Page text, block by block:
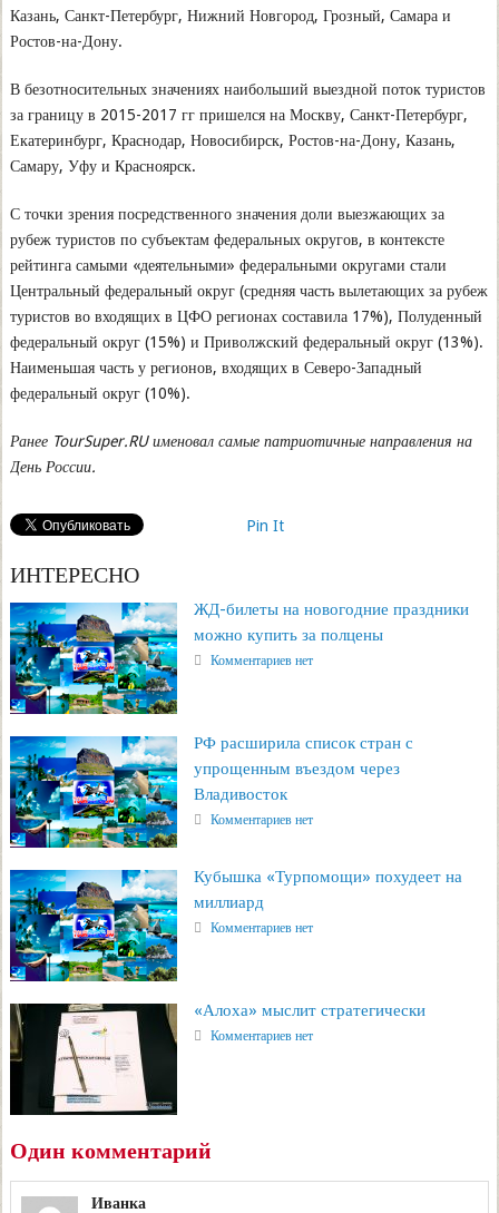
Казань, Санкт-Петербург, Нижний Новгород, Грозный, Самара и
Ростов-на-Дону.
В безотносительных значениях наибольший выездной поток туристов
за границу в 2015-2017 гг пришелся на Москву, Санкт-Петербург,
Екатеринбург, Краснодар, Новосибирск, Ростов-на-Дону, Казань,
Самару, Уфу и Красноярск.
С точки зрения посредственного значения доли выезжающих за
рубеж туристов по субъектам федеральных округов, в контексте
рейтинга самыми «деятельными» федеральными округами стали
Центральный федеральный округ (средняя часть вылетающих за рубеж
туристов во входящих в ЦФО регионах составила 17%), Полуденный
федеральный округ (15%) и Приволжский федеральный округ (13%).
Наименьшая часть у регионов, входящих в Северо-Западный
федеральный округ (10%).
Ранее TourSuper.RU именовал самые патриотичные направления на
День России.
Pin It
ИНТЕРЕСНО
ЖД-билеты на новогодние праздники
можно купить за полцены
Комментариев нет
РФ расширила список стран с
упрощенным въездом через
Владивосток
Комментариев нет
Кубышка «Турпомощи» похудеет на
миллиард
Комментариев нет
«Алоха» мыслит стратегически
Комментариев нет
Один комментарий
Иванка